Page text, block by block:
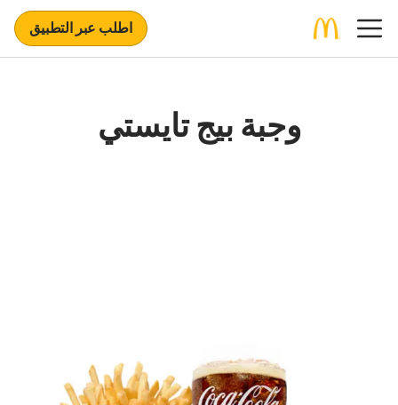
اطلب عبر التطبيق
وجبة بيج تايستي